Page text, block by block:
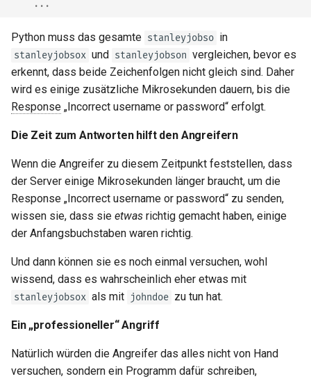
...
Python muss das gesamte stanleyjobso in
stanleyjobsox und stanleyjobson vergleichen, bevor es
erkennt, dass beide Zeichenfolgen nicht gleich sind. Daher
wird es einige zusätzliche Mikrosekunden dauern, bis die
Response „Incorrect username or password“ erfolgt.
Die Zeit zum Antworten hilft den Angreifern
Wenn die Angreifer zu diesem Zeitpunkt feststellen, dass
der Server einige Mikrosekunden länger braucht, um die
Response „Incorrect username or password“ zu senden,
wissen sie, dass sie etwas richtig gemacht haben, einige
der Anfangsbuchstaben waren richtig.
Und dann können sie es noch einmal versuchen, wohl
wissend, dass es wahrscheinlich eher etwas mit
stanleyjobsox als mit johndoe zu tun hat.
Ein „professioneller“ Angriff
Natürlich würden die Angreifer das alles nicht von Hand
versuchen, sondern ein Programm dafür schreiben,